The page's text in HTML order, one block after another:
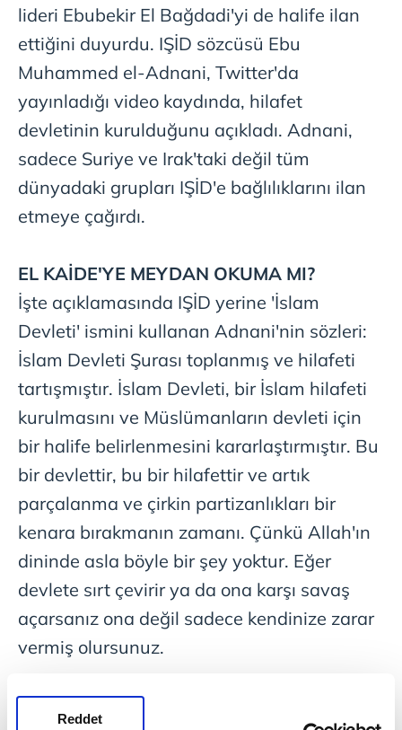
Reddet
lideri Ebubekir El Bağdadi'yi de halife ilan
ettiğini duyurdu. IŞİD sözcüsü Ebu
Muhammed el-Adnani, Twitter'da
yayınladığı video kaydında, hilafet
devletinin kurulduğunu açıkladı. Adnani,
sadece Suriye ve Irak'taki değil tüm
dünyadaki grupları IŞİD'e bağlılıklarını ilan
etmeye çağırdı.
EL KAİDE'YE MEYDAN OKUMA MI?
İşte açıklamasında IŞİD yerine 'İslam
Devleti' ismini kullanan Adnani'nin sözleri:
İslam Devleti Şurası toplanmış ve hilafeti
tartışmıştır. İslam Devleti, bir İslam hilafeti
kurulmasını ve Müslümanların devleti için
bir halife belirlenmesini kararlaştırmıştır. Bu
bir devlettir, bu bir hilafettir ve artık
parçalanma ve çirkin partizanlıkları bir
kenara bırakmanın zamanı. Çünkü Allah'ın
dininde asla böyle bir şey yoktur. Eğer
devlete sırt çevirir ya da ona karşı savaş
açarsanız ona değil sadece kendinize zarar
vermiş olursunuz.
LÜBNAN 'DAN BAĞDADİ'YE 'İLKBİAT'